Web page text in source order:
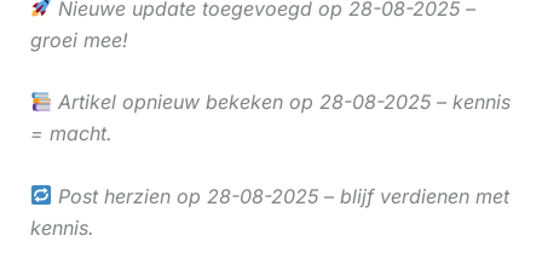
Nieuwe update toegevoegd op 28-08-2025 –
groei mee!
Artikel opnieuw bekeken op 28-08-2025 – kennis
= macht.
Post herzien op 28-08-2025 – blijf verdienen met
kennis.